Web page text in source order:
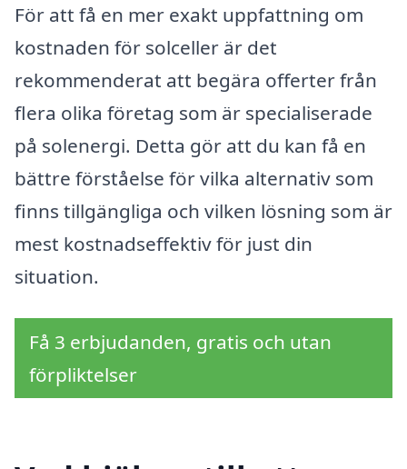
För att få en mer exakt uppfattning om
kostnaden för solceller är det
rekommenderat att begära offerter från
flera olika företag som är specialiserade
på solenergi. Detta gör att du kan få en
bättre förståelse för vilka alternativ som
finns tillgängliga och vilken lösning som är
mest kostnadseffektiv för just din
situation.
Få 3 erbjudanden, gratis och utan
förpliktelser